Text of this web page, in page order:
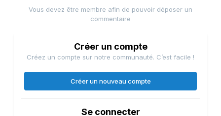
Vous devez être membre afin de pouvoir déposer un
commentaire
Créer un compte
Créez un compte sur notre communauté. C’est facile !
Créer un nouveau compte
Se connecter